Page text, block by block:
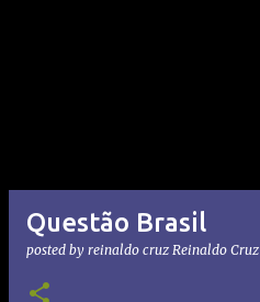
Questão Brasil
posted by reinaldo cruz Reinaldo Cruz